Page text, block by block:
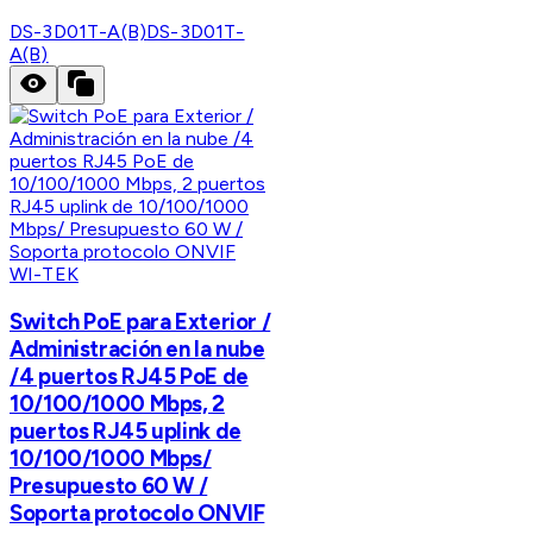
DS-3D01T-A(B)DS-3D01T-
A(B)
WI-TEK
Switch PoE para Exterior /
Administración en la nube
/4 puertos RJ45 PoE de
10/100/1000 Mbps, 2
puertos RJ45 uplink de
10/100/1000 Mbps/
Presupuesto 60 W /
Soporta protocolo ONVIF